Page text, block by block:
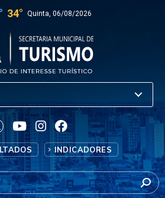
34° Quinta, 06/08/2026
INDICADORES